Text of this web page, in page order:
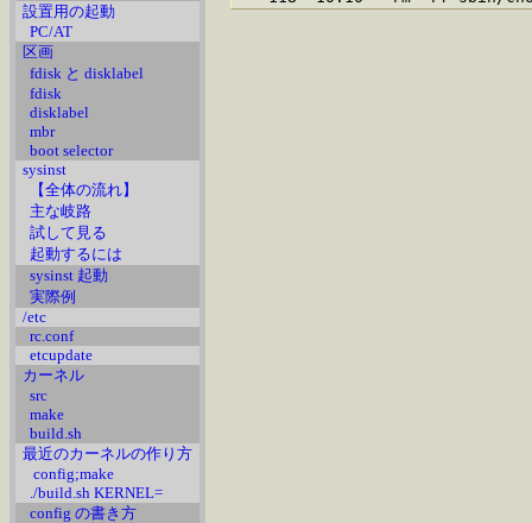
設置用の起動
PC/AT
区画
fdisk と disklabel
fdisk
disklabel
mbr
boot selector
sysinst
【全体の流れ】
主な岐路
試して見る
起動するには
sysinst 起動
実際例
/etc
rc.conf
etcupdate
カーネル
src
make
build.sh
最近のカーネルの作り方
config;make
./build.sh KERNEL=
config の書き方